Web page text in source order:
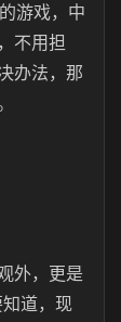
游戏，中
不用担
办法，那
外，更是
道，现